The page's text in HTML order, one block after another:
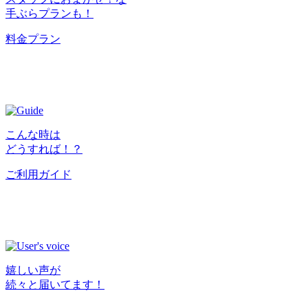
手ぶらプランも！
料金プラン
こんな時は
どうすれば！？
ご利用ガイド
嬉しい声が
続々と届いてます！